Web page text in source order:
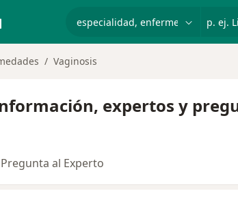
Vaginosis
expertos y
Pregunta al Experto